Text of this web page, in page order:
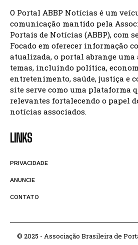
O Portal ABBP Notícias é um
comunicação mantido pela
Portais de Notícias (ABBP), com
Focado em oferecer informação
atualizada, o portal abrange uma
temas, incluindo política,
entretenimento, saúde, justiça e
site serve como uma plataforma
relevantes fortalecendo o papel
notícias associados.
LINKS
PRIVACIDADE
ANUNCIE
CONTATO
© 2025 - Associação Brasileira de